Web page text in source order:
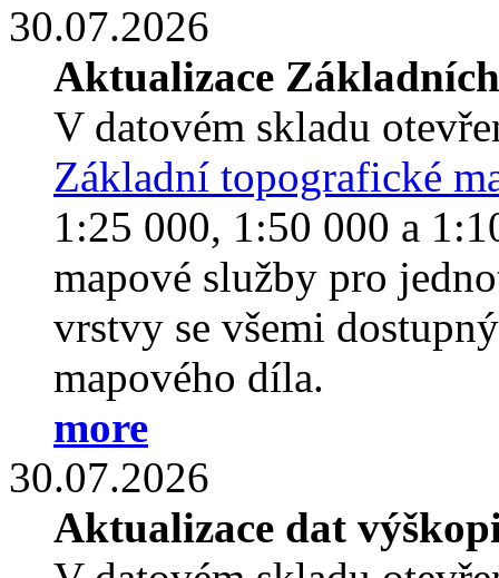
30.07.2026
Aktualizace
V datovém skladu
Základní topografické
1:25 000, 1:50 000 a
mapové služby pro
vrstvy se všemi
mapového díla.
more
30.07.2026
Aktualizace dat